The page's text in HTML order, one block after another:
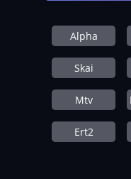
Alpha
Skai
Mtv
Ert2